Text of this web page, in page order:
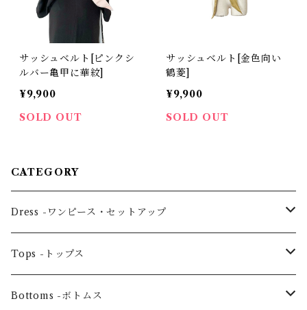
サッシュベルト[ピンクシ
ルバー亀甲に華紋]
¥9,900
SOLD OUT
サッシュベルト[金色向い
鶴菱]
¥9,900
SOLD OUT
CATEGORY
Dress -ワンピース・セットアップ
One piece -ワンピースドレス
Ensemble -セットアップ
Tops -トップス
Blouse -ブラウス
Bottoms -ボトムス